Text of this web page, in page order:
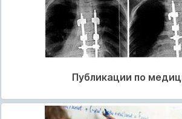
Публикации по